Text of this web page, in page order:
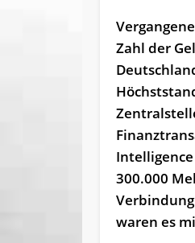
Zahl der
Intelligence
300.000
waren es